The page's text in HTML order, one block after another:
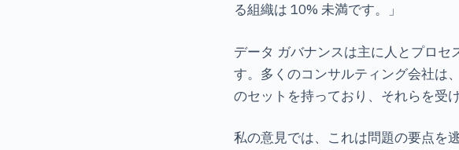
る組織は 10% 未満です。」
データ ガバナンスは主に人とプロ
す。多くのコンサルティング会社は
のセットを持っており、それらを受
私の意見では、これは問題の要点を